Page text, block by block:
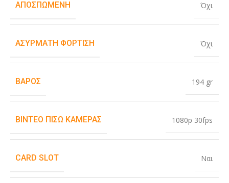
ΑΠΟΣΠΏΜΕΝΗ Όχι
ΑΣΎΡΜΑΤΗ ΦΌΡΤΙΣΗ Όχι
ΒΆΡΟΣ 194 gr
ΒΊΝΤΕΟ ΠΊΣΩ ΚΆΜΕΡΑΣ 1080p 30fps
CARD SLOT Ναι